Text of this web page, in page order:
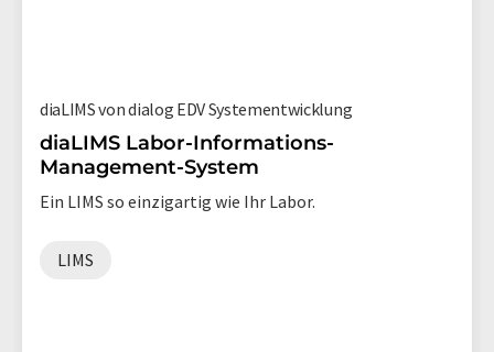
diaLIMS von dialog EDV Systementwicklung
diaLIMS Labor-Informations-
Management-System
Ein LIMS so einzigartig wie Ihr Labor.
LIMS